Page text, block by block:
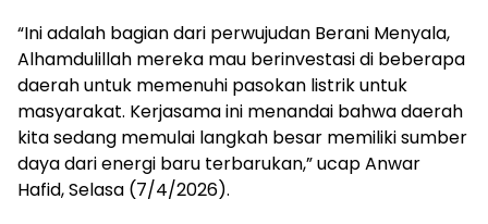
“Ini adalah bagian dari perwujudan Berani Menyala,
Alhamdulillah mereka mau berinvestasi di beberapa
daerah untuk memenuhi pasokan listrik untuk
masyarakat. Kerjasama ini menandai bahwa daerah
kita sedang memulai langkah besar memiliki sumber
daya dari energi baru terbarukan,” ucap Anwar
Hafid, Selasa (7/4/2026).